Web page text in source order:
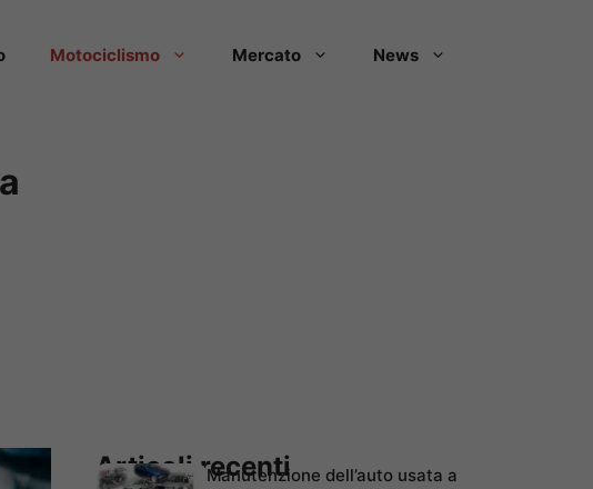
Motociclismo Mercato News
Articoli recentiManutenzione dell’auto usata a